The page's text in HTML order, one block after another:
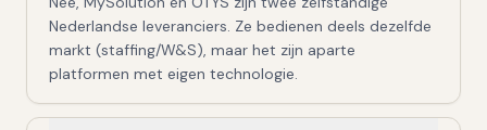
Nederlandse leveranciers. Ze bedienen deels dezelfde
markt (staffing/W&S), maar het zijn aparte
platformen met eigen technologie.